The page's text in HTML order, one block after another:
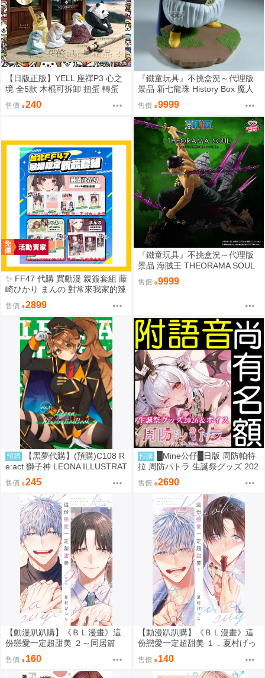
【日版正版】YELL 座禪P3 心之
境 全5款 木棍可拆卸 扭蛋 轉蛋
售價 240
『鐵童玩具』不挑盒況～代理版
景品 新七龍珠 History Box 魔人
布歐 約11cm 718778
售價 9999
✨ FF47 代購 買動漫 親簽套組 藤
崎ひかり まんの 對常來我家的辣
妹為所欲為 しゃよー 鄉下大概只
有這種娛樂了 一宮夕羽 兩情相悅
的巨乳青梅竹馬被不良少年睡走
的七天七夜 在那之後 うさぎなご
む 黃昏的娼女精靈 トモゼロ 乖
巧的她 なかじまゆか 授精專家
盲抽色紙
售價 2899
『鐵童玩具』不挑盒況～代理版
景品 海賊王 THEORAMA SOUL
索隆 約21cm 718891
售價 9999
預購
【黑夢代購】(預購)C108 R
e:act 獅子神 LEONA ILLUSTRAT
ION BOOK vol.3 社團名:睡眠第
一 繪師: 佑希
售價 245
預購
█Mine公仔█日版 周防帕特
拉 周防パトラ 生誕祭グッズ 202
6 誕生日記念 生日紀念套組 B71
46
售價 2690
【動漫趴趴購】《ＢＬ漫畫》這
份戀愛一定超甜美 ２～同居篇
～．夏村げっし．青文
售價 160
【動漫趴趴購】《ＢＬ漫畫》這
份戀愛一定超甜美 １．夏村げっ
し．青文
售價 140